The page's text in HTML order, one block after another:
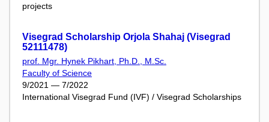
projects
Visegrad Scholarship Orjola Shahaj (Visegrad
52111478)
prof. Mgr. Hynek Pikhart, Ph.D., M.Sc.
Faculty of Science
9/2021 — 7/2022
International Visegrad Fund (IVF) / Visegrad Scholarships